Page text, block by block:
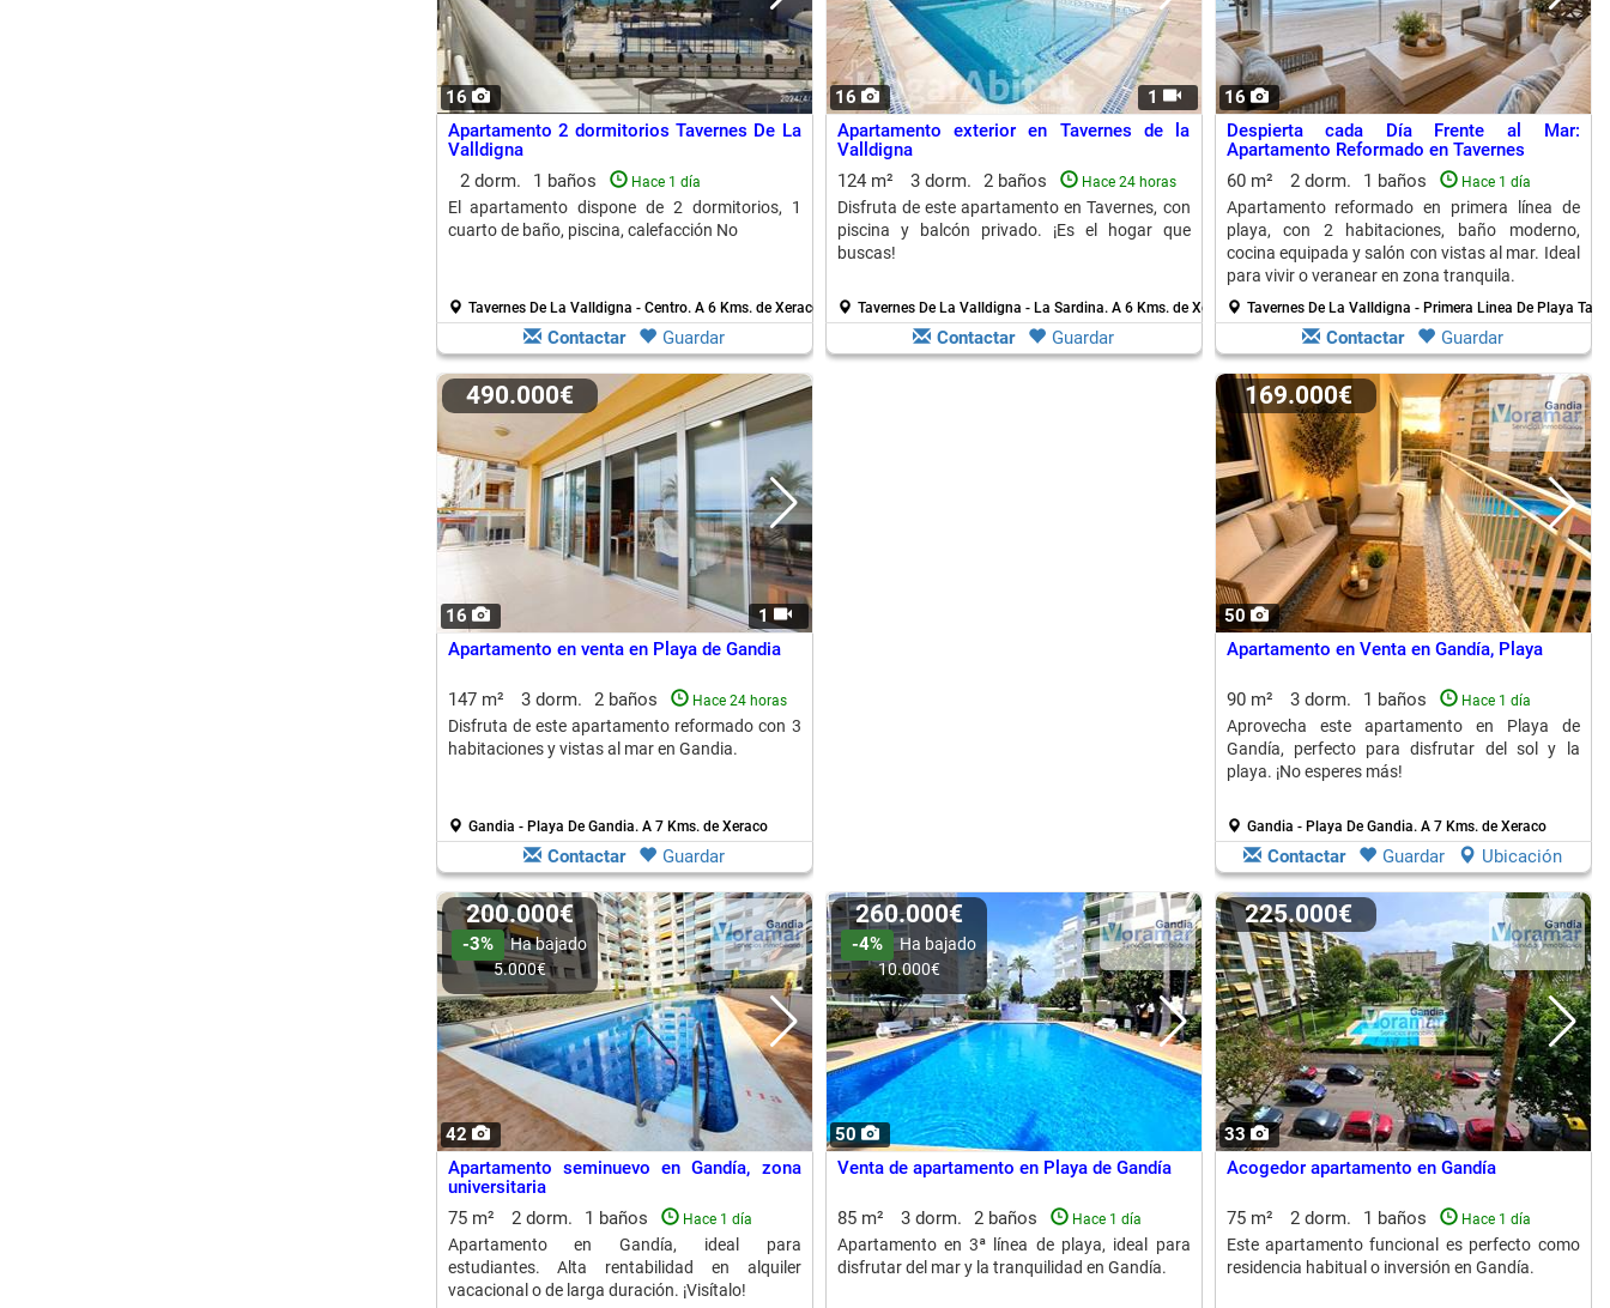
16
Apartamento 2 dormitorios Tavernes De La
Valldigna
2 dorm.
1 baños Hace 1 día
El apartamento dispone de 2 dormitorios, 1
cuarto de baño, piscina, calefacción No
Tavernes De La Valldigna - Centro. A 6 Kms. de Xeraco
Contactar Guardar
16 1
Apartamento exterior en Tavernes de la
Valldigna
124 m²
3 dorm. 2 baños Hace 24 horas
Disfruta de este apartamento en Tavernes, con
piscina y balcón privado. ¡Es el hogar que
buscas!
Tavernes De La Valldigna - La Sardina. A 6 Kms. de Xeraco
Contactar Guardar
16
Despierta cada Día Frente al Mar:
Apartamento Reformado en Tavernes
60 m²
2 dorm. 1 baños Hace 1 día
Apartamento reformado en primera línea de
playa, con 2 habitaciones, baño moderno,
cocina equipada y salón con vistas al mar. Ideal
para vivir o veranear en zona tranquila.
Tavernes De La Valldigna - Primera Linea De Playa
Contactar Guardar
16 1
490.000€
Apartamento en venta en Playa de Gandia
147 m² 3 dorm. 2 baños Hace 24 horas
Disfruta de este apartamento reformado con 3
habitaciones y vistas al mar en Gandia.
Gandia - Playa De Gandia. A 7 Kms. de Xeraco
Contactar Guardar
50
169.000€
Apartamento en Venta en Gandía, Playa
90 m² 3 dorm. 1 baños Hace 1 día
Aprovecha este apartamento en Playa de
Gandía, perfecto para disfrutar del sol y la
playa. ¡No esperes más!
Gandia - Playa De Gandia. A 7 Kms. de Xeraco
Contactar Guardar Ubicación
42
200.000€
-3%
Ha bajado
5.000€
Apartamento seminuevo en Gandía, zona
universitaria
75 m²
2 dorm. 1 baños Hace 1 día
Apartamento en Gandía, ideal para
estudiantes. Alta rentabilidad en alquiler
vacacional o de larga duración. ¡Visítalo!
50
260.000€
-4%
Ha bajado
10.000€
Venta de apartamento en Playa de Gandía
85 m² 3 dorm. 2 baños Hace 1 día
Apartamento en 3ª línea de playa, ideal para
disfrutar del mar y la tranquilidad en Gandía.
33
225.000€
Acogedor apartamento en Gandía
75 m² 2 dorm. 1 baños Hace 1 día
Este apartamento funcional es perfecto como
residencia habitual o inversión en Gandía.